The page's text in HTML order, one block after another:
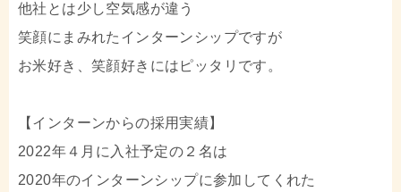
他社とは少し空気感が違う
笑顔にまみれたインターンシップですが
お米好き、笑顔好きにはピッタリです。
【インターンからの採用実績】
2022年４月に入社予定の２名は
2020年のインターンシップに参加してくれた